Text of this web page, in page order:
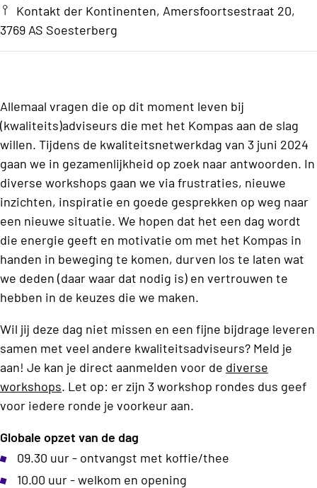
Kontakt der Kontinenten, Amersfoortsestraat 20,
3769 AS Soesterberg
Allemaal vragen die op dit moment leven bij
(kwaliteits)adviseurs die met het Kompas aan de slag
willen. Tijdens de kwaliteitsnetwerkdag van 3 juni 2024
gaan we in gezamenlijkheid op zoek naar antwoorden. In
diverse workshops gaan we via frustraties, nieuwe
inzichten, inspiratie en goede gesprekken op weg naar
een nieuwe situatie. We hopen dat het een dag wordt
die energie geeft en motivatie om met het Kompas in
handen in beweging te komen, durven los te laten wat
we deden (daar waar dat nodig is) en vertrouwen te
hebben in de keuzes die we maken.
Wil jij deze dag niet missen en een fijne bijdrage leveren
samen met veel andere kwaliteitsadviseurs? Meld je
aan! Je kan je direct aanmelden voor de diverse
workshops. Let op: er zijn 3 workshop rondes dus geef
voor iedere ronde je voorkeur aan.
Globale opzet van de dag
09.30 uur - ontvangst met koffie/thee
10.00 uur - welkom en opening